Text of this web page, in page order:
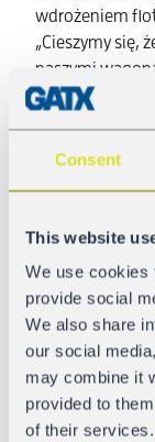
Consent
This website
We use cookies
provide social
We also share
our social
may combine it
provided to
of their services.
wdrożeniem
„Cieszymy się,
naszymi
Optymalizacja
Wynajęte
z Karsdorfu w
wydajności – w
zostanie
używanym do
konfiguracja
optymalizując